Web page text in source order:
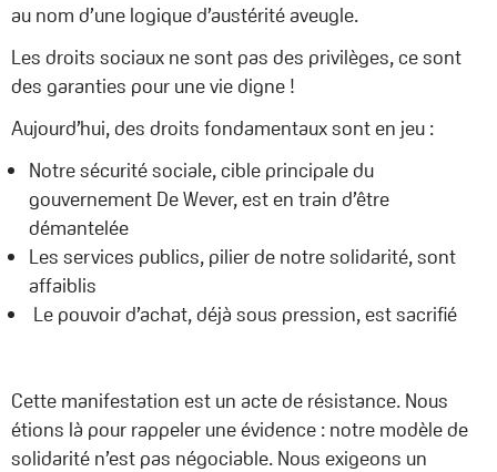
au nom d’une logique d’austérité aveugle.
Les droits sociaux ne sont pas des privilèges, ce sont
des garanties pour une vie digne !
Aujourd’hui, des droits fondamentaux sont en jeu :
Notre sécurité sociale, cible principale du
gouvernement De Wever, est en train d’être
démantelée
Les services publics, pilier de notre solidarité, sont
affaiblis
Le pouvoir d’achat, déjà sous pression, est sacrifié
Cette manifestation est un acte de résistance. Nous
étions là pour rappeler une évidence : notre modèle de
solidarité n’est pas négociable. Nous exigeons un